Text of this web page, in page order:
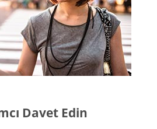
Davet Edin